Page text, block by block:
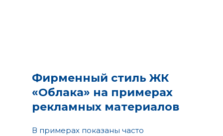
Фирменный стиль ЖК
«Облака» на примерах
рекламных материалов
В примерах показаны часто